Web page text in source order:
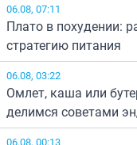
06.08, 07:11
Плато в похудении:
стратегию питания
06.08, 03:22
Омлет, каша или
делимся советами
06.08, 00:13